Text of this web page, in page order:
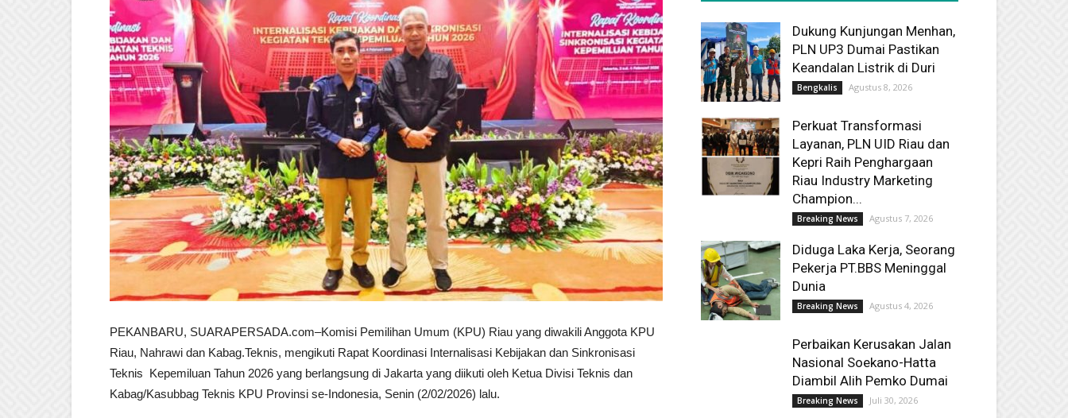
PEKANBARU, SUARAPERSADA.com–Komisi Pemilihan Umum (KPU) Riau yang diwakili Anggota KPU
Riau, Nahrawi dan Kabag.Teknis, mengikuti Rapat Koordinasi Internalisasi Kebijakan dan Sinkronisasi
Teknis Kepemiluan Tahun 2026 yang berlangsung di Jakarta yang diikuti oleh Ketua Divisi Teknis dan
Kabag/Kasubbag Teknis KPU Provinsi se-Indonesia, Senin (2/02/2026) lalu.
Dukung Kunjungan Menhan,
PLN UP3 Dumai Pastikan
Keandalan Listrik di Duri
Bengkalis Agustus 8, 2026
Perkuat Transformasi
Layanan, PLN UID Riau dan
Kepri Raih Penghargaan
Riau Industry Marketing
Champion...
Breaking News Agustus 7, 2026
Diduga Laka Kerja, Seorang
Pekerja PT.BBS Meninggal
Dunia
Breaking News Agustus 4, 2026
Perbaikan Kerusakan Jalan
Nasional Soekano-Hatta
Diambil Alih Pemko Dumai
Breaking News Juli 30, 2026